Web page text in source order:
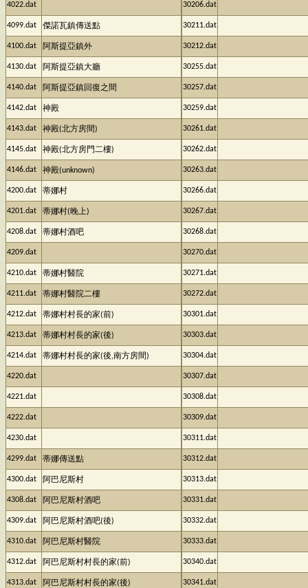
4022.dat
4099.dat 傑諾瓦鎮傳送點
4100.dat 阿斯提亞鎮外
4130.dat 阿斯提亞鎮大廳
4140.dat 阿斯提亞鎮回復之間
4142.dat 神殿
4143.dat 神殿(北方房間)
4145.dat 神殿(北方房門二樓)
4146.dat 神殿(unknown)
4200.dat 蒂娜村
4201.dat 蒂娜村(晚上)
4208.dat 蒂娜村酒吧
4209.dat
4210.dat 蒂娜村醫院
4211.dat 蒂娜村醫院二樓
4212.dat 蒂娜村村長的家(前)
4213.dat 蒂娜村村長的家(後)
4214.dat 蒂娜村村長的家(後,南方房間)
4220.dat
4221.dat
4222.dat
4230.dat
4299.dat 蒂娜傳送點
4300.dat 阿巴尼斯村
4308.dat 阿巴尼斯村酒吧
4309.dat 阿巴尼斯村酒吧(後)
4310.dat 阿巴尼斯村醫院
4312.dat 阿巴尼斯村村長的家(前)
4313.dat 阿巴尼斯村村長的家(後)
30206.dat
30211.dat
30212.dat
30255.dat
30257.dat
30259.dat
30261.dat
30262.dat
30263.dat
30266.dat
30267.dat
30268.dat
30270.dat
30271.dat
30272.dat
30301.dat
30303.dat
30304.dat
30307.dat
30308.dat
30309.dat
30311.dat
30312.dat
30313.dat
30331.dat
30332.dat
30333.dat
30340.dat
30341.dat